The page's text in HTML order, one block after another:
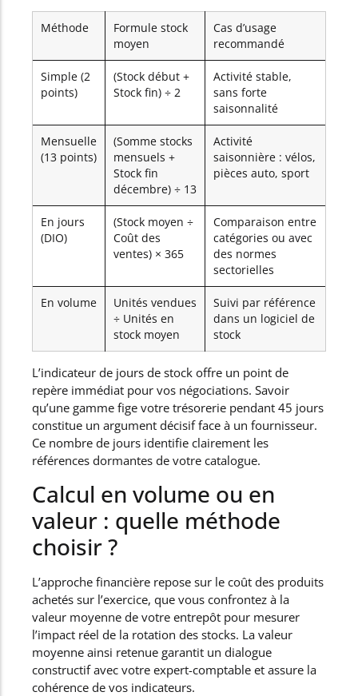
Méthode
Formule stock
moyen
Cas d’usage
recommandé
Simple (2
points)
(Stock début +
Stock fin) ÷ 2
Activité stable,
sans forte
saisonnalité
Mensuelle
(13 points)
(Somme stocks
mensuels +
Stock fin
décembre) ÷ 13
Activité
saisonnière : vélos,
pièces auto, sport
En jours
(DIO)
(Stock moyen ÷
Coût des
ventes) × 365
Comparaison entre
catégories ou avec
des normes
sectorielles
En volume
Unités vendues
÷ Unités en
stock moyen
Suivi par référence
dans un logiciel de
stock
L’indicateur de jours de stock offre un point de
repère immédiat pour vos négociations. Savoir
qu’une gamme fige votre trésorerie pendant 45 jours
constitue un argument décisif face à un fournisseur.
Ce nombre de jours identifie clairement les
références dormantes de votre catalogue.
Calcul en volume ou en
valeur : quelle méthode
choisir ?
L’approche financière repose sur le coût des produits
achetés sur l’exercice, que vous confrontez à la
valeur moyenne de votre entrepôt pour mesurer
l’impact réel de la rotation des stocks. La valeur
moyenne ainsi retenue garantit un dialogue
constructif avec votre expert-comptable et assure la
cohérence de vos indicateurs.